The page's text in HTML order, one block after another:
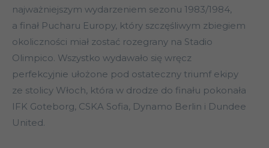
najważniejszym wydarzeniem sezonu 1983/1984,
a finał Pucharu Europy, który szczęśliwym zbiegiem
okoliczności miał zostać rozegrany na Stadio
Olimpico. Wszystko wydawało się wręcz
perfekcyjnie ułożone pod ostateczny triumf ekipy
ze stolicy Włoch, która w drodze do finału pokonała
IFK Goteborg, CSKA Sofia, Dynamo Berlin i Dundee
United.